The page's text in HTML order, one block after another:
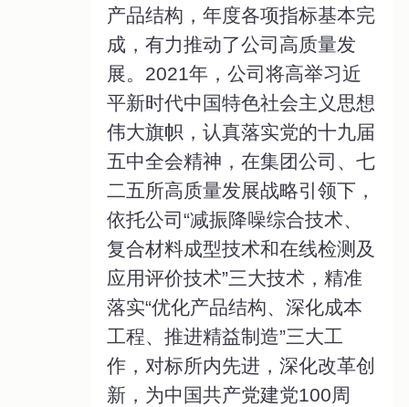
产品结构，年度各项指标基本完
成，有力推动了公司高质量发
展。2021年，公司将高举习近
平新时代中国特色社会主义思想
伟大旗帜，认真落实党的十九届
五中全会精神，在集团公司、七
二五所高质量发展战略引领下，
依托公司“减振降噪综合技术、
复合材料成型技术和在线检测及
应用评价技术”三大技术，精准
落实“优化产品结构、深化成本
工程、推进精益制造”三大工
作，对标所内先进，深化改革创
新，为中国共产党建党100周